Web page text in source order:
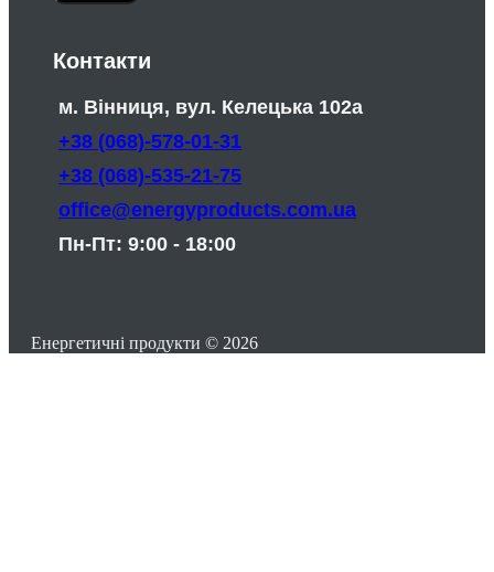
Контакти
м. Вінниця, вул. Келецька 102а
+38 (068)-578-01-31
+38 (068)-535-21-75
office@energyproducts.com.ua
Пн-Пт: 9:00 - 18:00
Енергетичні продукти © 2026